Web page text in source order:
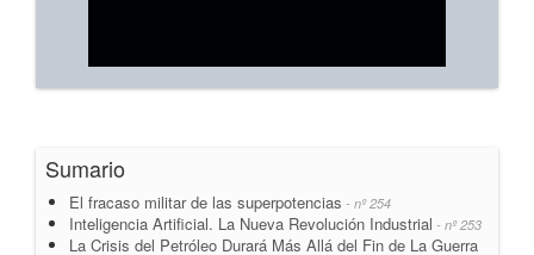
Sumario
El fracaso militar de las superpotencias - nº 254
Inteligencia Artificial. La Nueva Revolución Industrial - nº 253
La Crisis del Petróleo Durará Más Allá del Fin de La Guerra